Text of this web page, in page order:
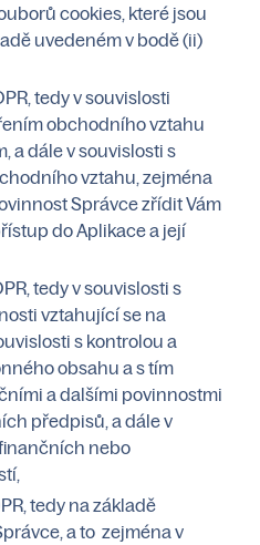
cookies, které jsou
uvedeném v bodě (ii)
tedy v souvislosti
obchodního vztahu
a dále v souvislosti s
vztahu, zejména
Správce zřídit Vám
do Aplikace a její
tedy v souvislosti s
vztahující se na
s kontrolou a
obsahu a s tím
a dalšími povinnostmi
předpisů, a dále v
nebo
tedy na základě
a to zejména v